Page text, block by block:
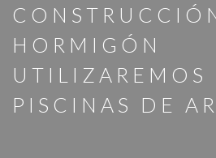
HORMIGÓN
UTILIZAREMOS
PISCINAS DE